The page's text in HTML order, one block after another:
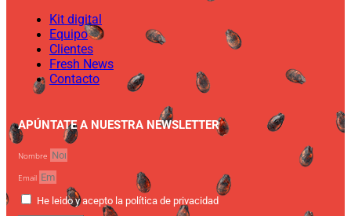
Kit digital
Equipo
Clientes
Fresh News
Contacto
APÚNTATE A NUESTRA NEWSLETTER
Nombre
Email
He leido y acepto la política de privacidad